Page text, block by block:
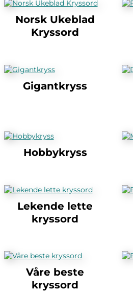
Norsk Ukeblad
Kryssord
Gigantkryss
Hobbykryss
Lekende lette
kryssord
Våre beste
kryssord